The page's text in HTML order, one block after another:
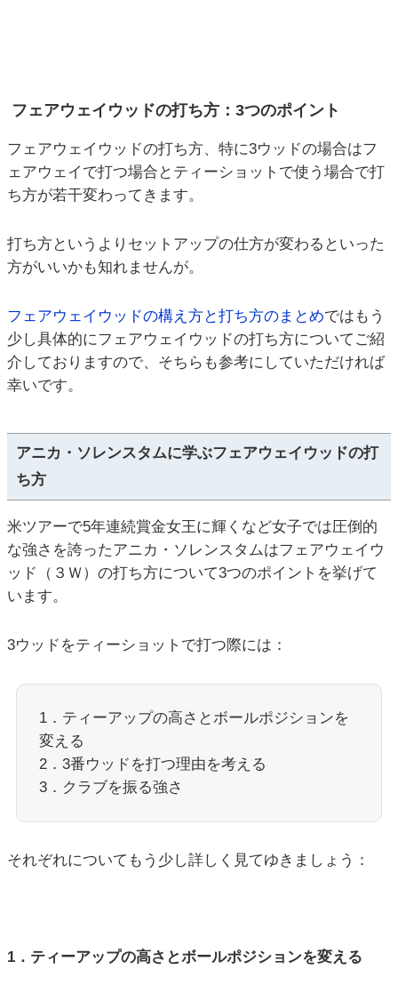
フェアウェイウッドの打ち方：3つのポイント
フェアウェイウッドの打ち方、特に3ウッドの場合はフ
ェアウェイで打つ場合とティーショットで使う場合で打
ち方が若干変わってきます。
打ち方というよりセットアップの仕方が変わるといった
方がいいかも知れませんが。
フェアウェイウッドの構え方と打ち方のまとめではもう
少し具体的にフェアウェイウッドの打ち方についてご紹
介しておりますので、そちらも参考にしていただければ
幸いです。
アニカ・ソレンスタムに学ぶフェアウェイウッドの打
ち方
米ツアーで5年連続賞金女王に輝くなど女子では圧倒的
な強さを誇ったアニカ・ソレンスタムはフェアウェイウ
ッド（３Ｗ）の打ち方について3つのポイントを挙げて
います。
3ウッドをティーショットで打つ際には：
1．ティーアップの高さとボールポジションを
変える
2．3番ウッドを打つ理由を考える
3．クラブを振る強さ
それぞれについてもう少し詳しく見てゆきましょう：
1．ティーアップの高さとボールポジションを変える